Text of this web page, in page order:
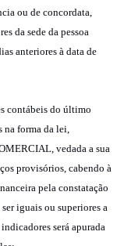
ou de concordata,
da sede da pessoa
anteriores à data de
contábeis do último
forma da lei,
vedada a sua
provisórios, cabendo à
pela constatação
iguais ou superiores a
será apurada